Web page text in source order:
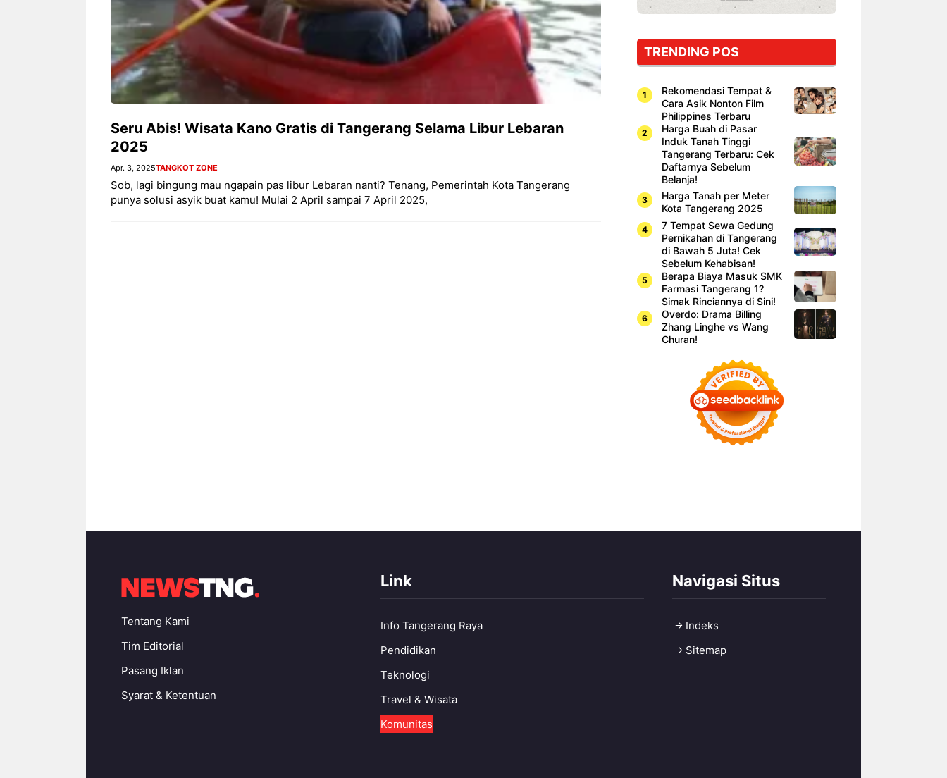
Seru Abis! Wisata Kano Gratis di Tangerang Selama Libur Lebaran
2025
Apr. 3, 2025TANGKOT ZONE
Sob, lagi bingung mau ngapain pas libur Lebaran nanti? Tenang, Pemerintah Kota Tangerang
punya solusi asyik buat kamu! Mulai 2 April sampai 7 April 2025,
Dicoba,
Cuma
Sushi!
TRENDING POS
Rekomendasi Tempat &
Cara Asik Nonton Film
Philippines Terbaru
Harga Buah di Pasar
Induk Tanah Tinggi
Tangerang Terbaru: Cek
Daftarnya Sebelum
Belanja!
Harga Tanah per Meter
Kota Tangerang 2025
7 Tempat Sewa Gedung
Pernikahan di Tangerang
di Bawah 5 Juta! Cek
Sebelum Kehabisan!
Berapa Biaya Masuk SMK
Farmasi Tangerang 1?
Simak Rinciannya di Sini!
Overdo: Drama Billing
Zhang Linghe vs Wang
Churan!
Tentang Kami
Tim Editorial
Pasang Iklan
Syarat & Ketentuan
Link
Info Tangerang Raya
Pendidikan
Teknologi
Travel & Wisata
Komunitas
Navigasi Situs
Indeks
Sitemap